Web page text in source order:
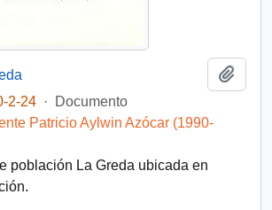
2-24 ·
Documento
Patricio Aylwin Azócar (1990-
población La Greda ubicada en